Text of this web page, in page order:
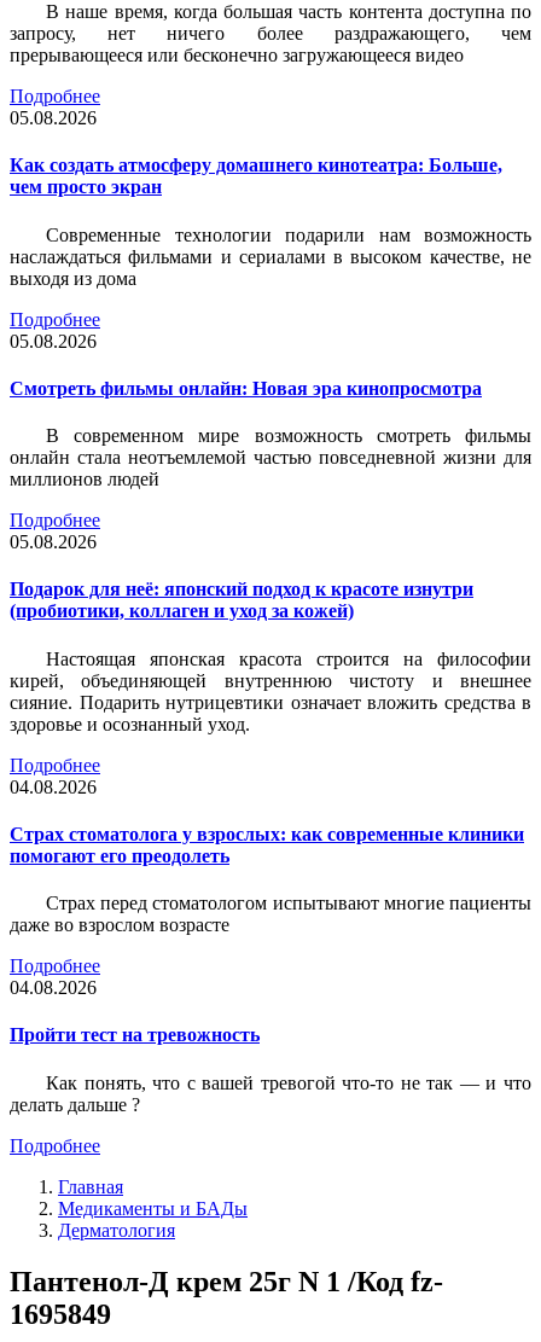
В наше время, когда большая часть контента доступна по
запросу, нет ничего более раздражающего, чем
прерывающееся или бесконечно загружающееся видео
Подробнее
05.08.2026
Как создать атмосферу домашнего кинотеатра: Больше,
чем просто экран
Современные технологии подарили нам возможность
наслаждаться фильмами и сериалами в высоком качестве, не
выходя из дома
Подробнее
05.08.2026
Смотреть фильмы онлайн: Новая эра кинопросмотра
В современном мире возможность смотреть фильмы
онлайн стала неотъемлемой частью повседневной жизни для
миллионов людей
Подробнее
05.08.2026
Подарок для неё: японский подход к красоте изнутри
(пробиотики, коллаген и уход за кожей)
Настоящая японская красота строится на философии
кирей, объединяющей внутреннюю чистоту и внешнее
сияние. Подарить нутрицевтики означает вложить средства в
здоровье и осознанный уход.
Подробнее
04.08.2026
Страх стоматолога у взрослых: как современные клиники
помогают его преодолеть
Страх перед стоматологом испытывают многие пациенты
даже во взрослом возрасте
Подробнее
04.08.2026
Пройти тест на тревожность
Как понять, что с вашей тревогой что-то не так — и что
делать дальше ?
Подробнее
Главная
Медикаменты и БАДы
Дерматология
Пантенол-Д крем 25г N 1 /Код fz-
1695849